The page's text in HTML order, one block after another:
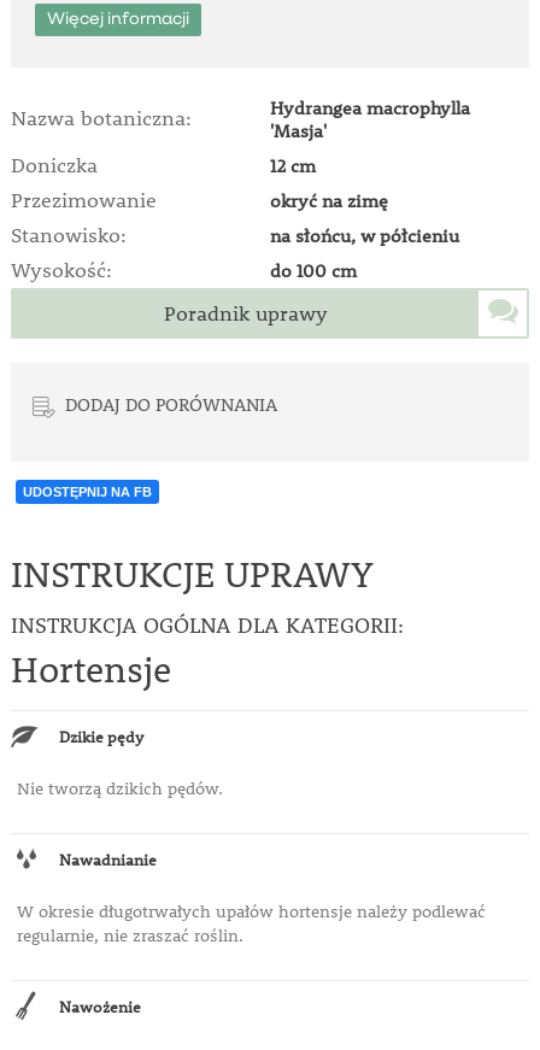
Więcej informacji
Nazwa botaniczna:
Hydrangea macrophylla
'Masja'
Doniczka 12 cm
Przezimowanie okryć na zimę
Stanowisko: na słońcu, w półcieniu
Wysokość: do 100 cm
Poradnik uprawy
DODAJ DO PORÓWNANIA
UDOSTĘPNIJ NA FB
INSTRUKCJE UPRAWY
INSTRUKCJA OGÓLNA DLA KATEGORII:
Hortensje
Dzikie pędy
Nie tworzą dzikich pędów.
Nawadnianie
W okresie długotrwałych upałów hortensje należy podlewać
regularnie, nie zraszać roślin.
Nawożenie